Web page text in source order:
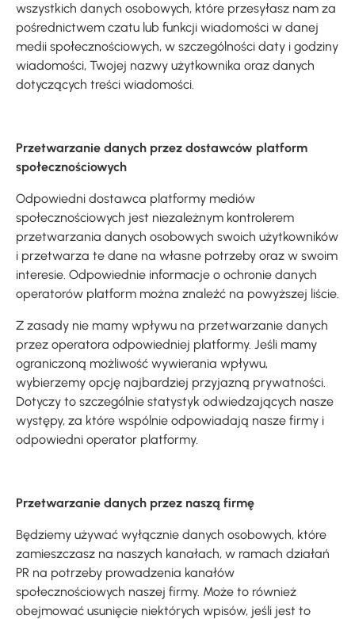
wszystkich danych osobowych, które przesyłasz nam za
pośrednictwem czatu lub funkcji wiadomości w danej
medii społecznościowych, w szczególności daty i godziny
wiadomości, Twojej nazwy użytkownika oraz danych
dotyczących treści wiadomości.
Przetwarzanie danych przez dostawców platform
społecznościowych
Odpowiedni dostawca platformy mediów
społecznościowych jest niezależnym kontrolerem
przetwarzania danych osobowych swoich użytkowników
i przetwarza te dane na własne potrzeby oraz w swoim
interesie. Odpowiednie informacje o ochronie danych
operatorów platform można znaleźć na powyższej liście.
Z zasady nie mamy wpływu na przetwarzanie danych
przez operatora odpowiedniej platformy. Jeśli mamy
ograniczoną możliwość wywierania wpływu,
wybierzemy opcję najbardziej przyjazną prywatności.
Dotyczy to szczególnie statystyk odwiedzających nasze
występy, za które wspólnie odpowiadają nasze firmy i
odpowiedni operator platformy.
Przetwarzanie danych przez naszą firmę
Będziemy używać wyłącznie danych osobowych, które
zamieszczasz na naszych kanałach, w ramach działań
PR na potrzeby prowadzenia kanałów
społecznościowych naszej firmy. Może to również
obejmować usunięcie niektórych wpisów, jeśli jest to